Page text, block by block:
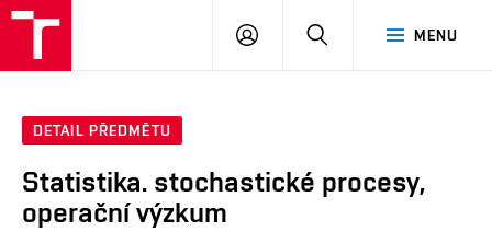
MENU
PŘIHLÁSIT
DETAIL PŘEDMĚTU
Statistika. stochastické procesy,
operační výzkum